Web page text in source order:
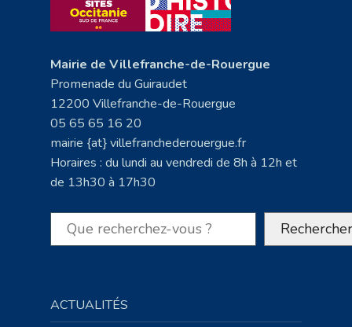
Mairie de Villefranche-de-Rouergue
Promenade du Guiraudet
12200 Villefranche-de-Rouergue
05 65 65 16 20
mairie {at} villefranchederouergue.fr
Horaires : du lundi au vendredi de 8h à 12h et
de 13h30 à 17h30
Rechercher Rechercher
ACTUALITÉS